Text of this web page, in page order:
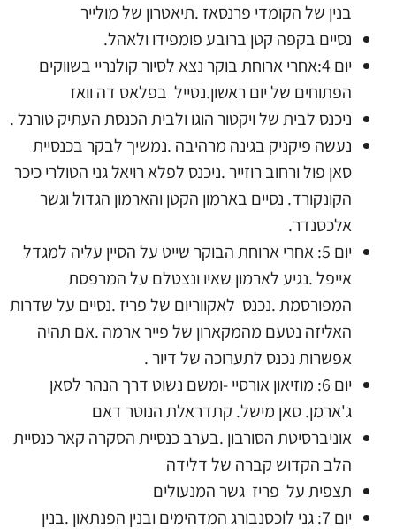
בנין של הקומדי פרנסאז .תיאטרון של מולייר
נסיים בקפה קטן ברובע פומפידו ולאהל.
יום 4:אחרי ארוחת בוקר נצא לסיור קולנריי בשווקים
הפתוחים של יום ראשון.נטייל בפלאס דה וואז
ניכנס לבית של ויקטור הוגו ולבית הכנסת העתיק טורנל .
נעשה פיקניק בגינה מרהיבה .נמשיך לבקר בכנסיית
סאן פול ורחוב רוזייר .ניכנס לפלא רויאל גני הטולרי כיכר
הקונקורד. נסיים בארמון הקטן והארמון הגדול וגשר
אלכסנדר.
יום 5: אחרי ארוחת הבוקר שייט על הסיין עליה למגדל
אייפל .נגיע לארמון שאיו ונצטלם על המרפסת
המפורסמת .נכנס לאקווריום של פריז .נסיים על שדרות
האליזה נטעם מהמקארון של פייר ארמה .אם תהיה
אפשרות נכנס לתערוכה של דיור .
יום 6: מוזיאון אורסיי -ומשם נשוט דרך הנהר לסאן
ג'ארמן. סאן מישל. קתדראלת הנוטר דאם
אוניברסיטת הסורבון .בערב כנסיית הסקרה קאר כנסיית
הלב הקדוש קברה של דלידה
תצפית על פריז גשר המנעולים
יום 7: גני לוכסנבורג המדהימים ובנין הפנתאון .בנין